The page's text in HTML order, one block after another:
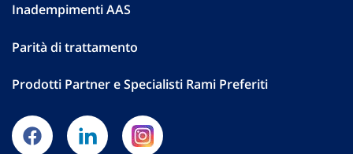
Inadempimenti AAS
Parità di trattamento
Prodotti Partner e Specialisti Rami Preferiti